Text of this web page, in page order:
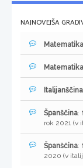
NAJNOVEJŠA
Matematika
Matematika
Italijanščina
Španščina:
rok 2021 (v
Španščina:
2020 (v